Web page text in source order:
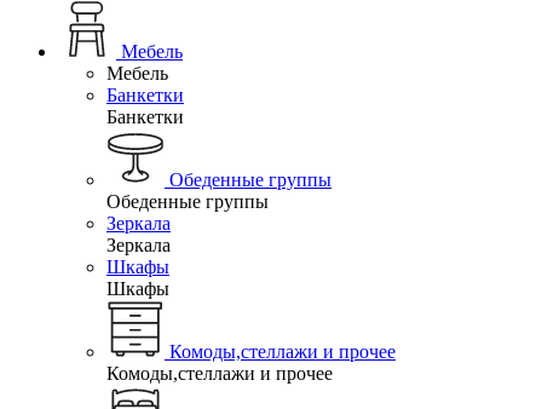
Мебель
Мебель
Банкетки
Банкетки
Обеденные группы
Обеденные группы
Зеркала
Зеркала
Шкафы
Шкафы
Комоды,стеллажи и прочее
Комоды,стеллажи и прочее